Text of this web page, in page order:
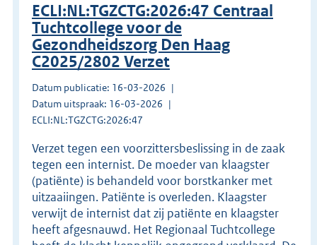
ECLI:NL:TGZCTG:2026:47 Centraal
Tuchtcollege voor de
Gezondheidszorg Den Haag
C2025/2802 Verzet
Datum publicatie: 16-03-2026
Datum uitspraak: 16-03-2026
ECLI:NL:TGZCTG:2026:47
Verzet tegen een voorzittersbeslissing in de zaak
tegen een internist. De moeder van klaagster
(patiënte) is behandeld voor borstkanker met
uitzaaiingen. Patiënte is overleden. Klaagster
verwijt de internist dat zij patiënte en klaagster
heeft afgesnauwd. Het Regionaal Tuchtcollege